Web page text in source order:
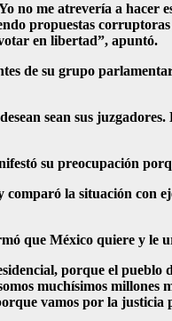
no me atrevería a
propuestas
en libertad”, apuntó.
de su grupo
sean sus
su preocupación
la situación con
que México quiere y le
porque el pueblo
muchísimos
vamos por la justicia